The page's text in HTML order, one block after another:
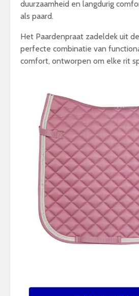
duurzaamheid en langdurig
als paard.
Het Paardenpraat zadeldek uit
perfecte combinatie van
comfort, ontworpen om elke rit